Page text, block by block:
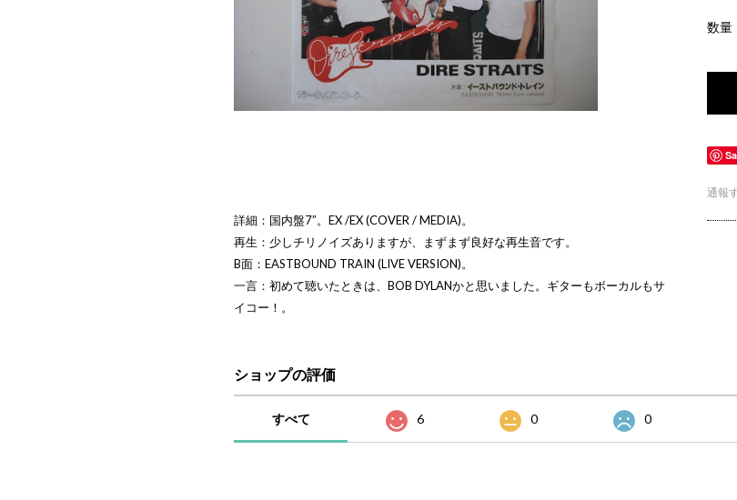
詳細：国内盤7”。EX /EX (COVER / MEDIA)。
再生：少しチリノイズありますが、まずまず良好な再生音です。
B面：EASTBOUND TRAIN (LIVE VERSION)。
一言：初めて聴いたときは、BOB DYLANかと思いました。ギターもボーカルもサ
イコー！。
数量
通報
ショップの評価
すべて 6 0 0